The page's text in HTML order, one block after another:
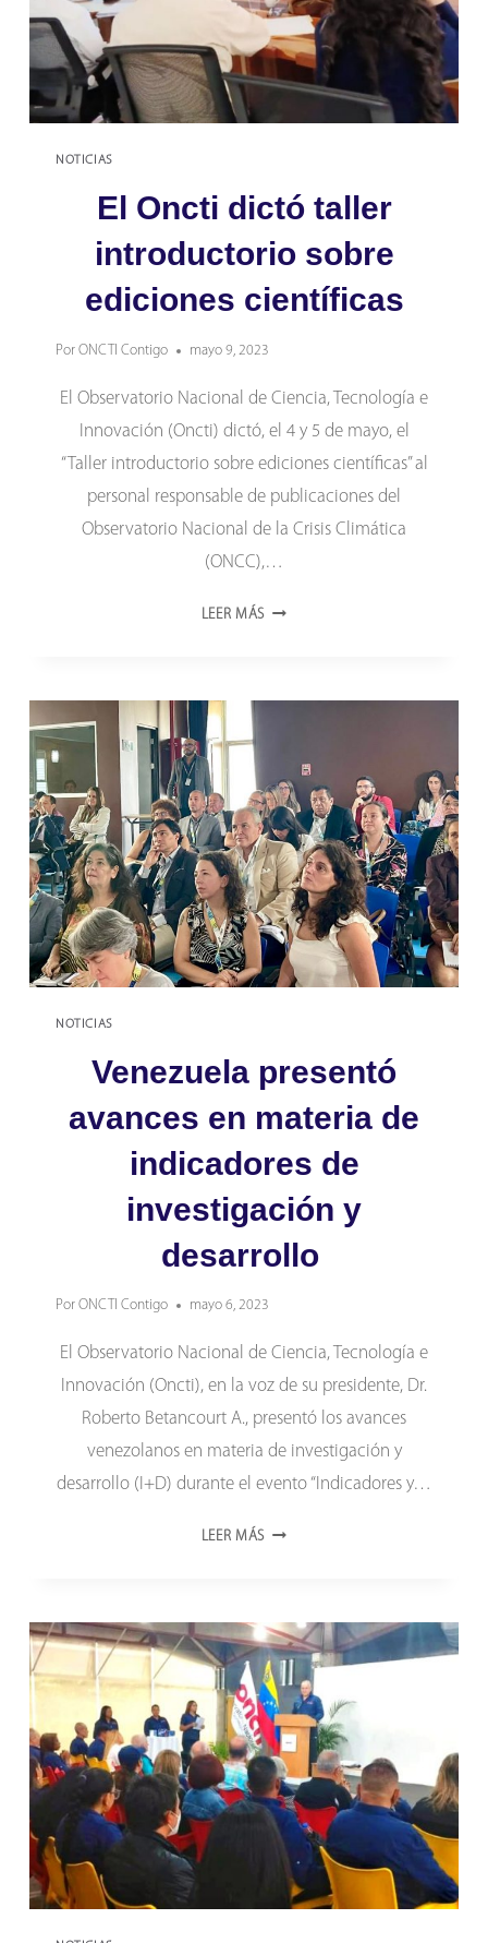
NOTICIAS
El Oncti dictó taller
introductorio sobre
ediciones científicas
Por ONCTI Contigo mayo 9, 2023
El Observatorio Nacional de Ciencia, Tecnología e
Innovación (Oncti) dictó, el 4 y 5 de mayo, el
“Taller introductorio sobre ediciones científicas” al
personal responsable de publicaciones del
Observatorio Nacional de la Crisis Climática
(ONCC),…
LEER MÁS EL
EDICIONES
CIENTÍFICAS
NOTICIAS
Venezuela presentó
avances en materia de
indicadores de
investigación y
desarrollo
Por ONCTI Contigo mayo 6, 2023
El Observatorio Nacional de Ciencia, Tecnología e
Innovación (Oncti), en la voz de su presidente, Dr.
Roberto Betancourt A., presentó los avances
venezolanos en materia de investigación y
desarrollo (I+D) durante el evento “Indicadores y…
LEER MÁS VENEZUELA
MATERIA
DE
INDICADORES
DE
INVESTIGACIÓN
DESARROLLO